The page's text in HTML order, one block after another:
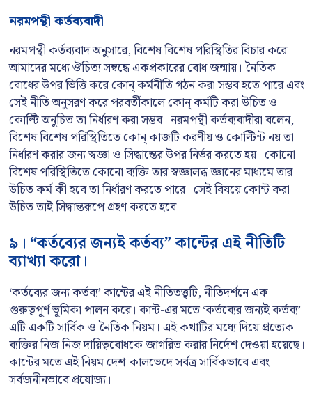
নরমপন্থী কর্তব্যবাদী
নরমপন্থী কর্তব্যবাদ অনুসারে, বিশেষ বিশেষ পরিস্থিতির বিচার করে
আমাদের মধ্যে ঔচিত্য সম্বন্ধে একপ্রকারের বোধ জন্মায়। নৈতিক
বোধের উপর ভিত্তি করে কোন্ কর্মনীতি গঠন করা সম্ভব হতে পারে এবং
সেই নীতি অনুসরণ করে পরবর্তীকালে কোন্ কর্মটি করা উচিত ও
কোল্টি অনুচিত তা নির্ধারণ করা সম্ভব। নরমপন্থী কর্তব্যবাদীরা বলেন,
বিশেষ বিশেষ পরিস্থিতিতে কোন্ কাজটি করণীয় ও কোল্টিন্ট নয় তা
নির্ধারণ করার জন্য স্বজ্ঞা ও সিদ্ধান্তের উপর নির্ভর করতে হয়। কোনো
বিশেষ পরিস্থিতিতে কোনো ব্যক্তি তার স্বজ্ঞালব্ধ জ্ঞানের মাধ্যমে তার
উচিত কর্ম কী হবে তা নির্ধারণ করতে পারে। সেই বিষয়ে কোন্ট করা
উচিত তাই সিদ্ধান্তরূপে গ্রহণ করতে হবে।
৯। “কর্তব্যের জন্যই কর্তব্য” কান্টের এই নীতিটি
ব্যাখ্যা করো।
‘কর্তব্যের জন্য কর্তব্য’ কান্টের এই নীতিতত্ত্বটি, নীতিদর্শনে এক
গুরুত্বপূর্ণ ভূমিকা পালন করে। কান্ট-এর মতে ‘কর্তব্যের জন্যই কর্তব্য’
এটি একটি সার্বিক ও নৈতিক নিয়ম। এই কথাটির মধ্যে দিয়ে প্রত্যেক
ব্যক্তির নিজ নিজ দায়িত্ববোধকে জাগরিত করার নির্দেশ দেওয়া হয়েছে।
কান্টের মতে এই নিয়ম দেশ-কালভেদে সর্বত্র সার্বিকভাবে এবং
সর্বজনীনভাবে প্রযোজ্য।